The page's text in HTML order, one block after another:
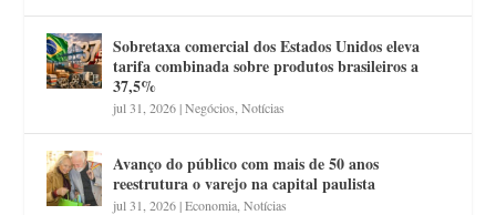
Sobretaxa comercial dos Estados Unidos eleva
tarifa combinada sobre produtos brasileiros a
37,5%
jul 31, 2026|Negócios ,Notícias
Avanço do público com mais de 50 anos
reestrutura o varejo na capital paulista
jul 31, 2026|Economia ,Notícias